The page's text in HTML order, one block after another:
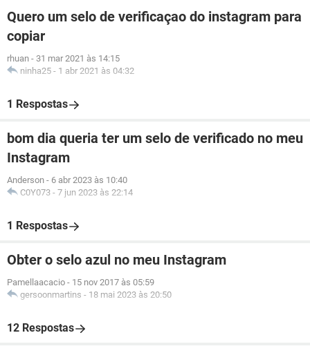
Quero um selo de verificaçao do instagram para
copiar
rhuan - 31 mar 2021 às 14:15
ninha25 - 1 abr 2021 às 04:32
1 Respostas
bom dia queria ter um selo de verificado no meu
Instagram
Anderson - 6 abr 2023 às 10:40
C0Y073 - 7 jun 2023 às 22:14
1 Respostas
Obter o selo azul no meu Instagram
Pamellaacacio - 15 nov 2017 às 05:59
gersoonmartins - 18 mai 2023 às 20:50
12 Respostas